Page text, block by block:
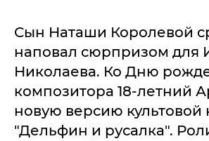
Сын Наташи Королевой
наповал сюрпризом для
Николаева. Ко Дню
композитора 18-летний
новую версию
"Дельфин и русалка".